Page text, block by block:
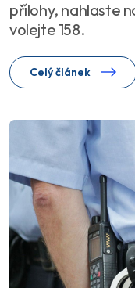
přílohy, nahlaste
volejte 158.
Celý článek